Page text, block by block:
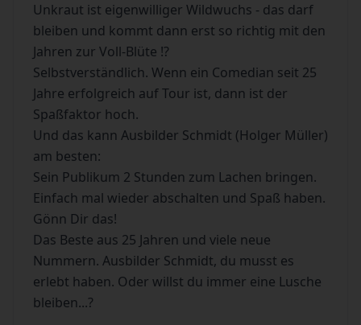
Unkraut ist eigenwilliger Wildwuchs - das darf
bleiben und kommt dann erst so richtig mit den
Jahren zur Voll-Blüte !?
Selbstverständlich. Wenn ein Comedian seit 25
Jahre erfolgreich auf Tour ist, dann ist der
Spaßfaktor hoch.
Und das kann Ausbilder Schmidt (Holger Müller)
am besten:
Sein Publikum 2 Stunden zum Lachen bringen.
Einfach mal wieder abschalten und Spaß haben.
Gönn Dir das!
Das Beste aus 25 Jahren und viele neue
Nummern. Ausbilder Schmidt, du musst es
erlebt haben. Oder willst du immer eine Lusche
bleiben...?